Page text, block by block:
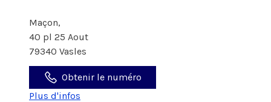
Maçon,
40 pl 25 Aout
79340 Vasles
Obtenir le numéro
Plus d'infos